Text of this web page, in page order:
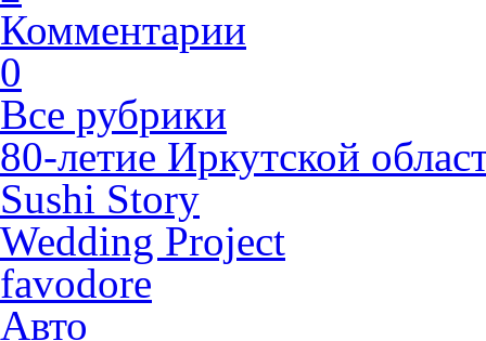
Комментарии
0
Все рубрики
80-летие Иркутской
Sushi Story
Wedding Project
favodore
Авто